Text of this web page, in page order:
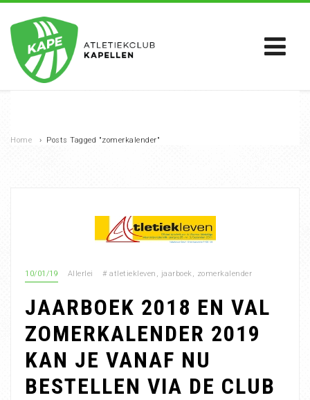
Home › Posts Tagged "zomerkalender"
10/01/19 Allerlei # atletiekleven , jaarboek, zomerkalender
JAARBOEK 2018 EN VAL
ZOMERKALENDER 2019
KAN JE VANAF NU
BESTELLEN VIA DE CLUB